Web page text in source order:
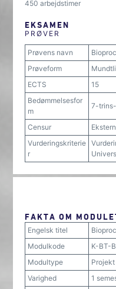
450 arbejdstimer
EKSAMEN
PRØVER
Prøvens navn
Prøveform
ECTS
15
Bedømmelsesfor
m
7-
Censur
Vurderingskriterie
r
FAKTA OM
Engelsk titel
Modulkode
K-BT-
Modultype
Projekt
Varighed
1